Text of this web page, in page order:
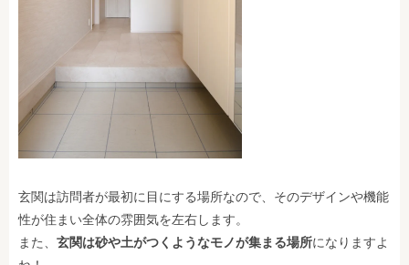
玄関は訪問者が最初に目にする場所なので、そのデザインや機能
性が住まい全体の雰囲気を左右します。
また、 玄関は砂や土がつくようなモノが集まる場所になりますよ